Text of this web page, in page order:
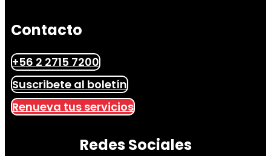
Contacto
+56 2 2715 7200
Suscribete al boletín
Renueva tus servicios
Redes Sociales